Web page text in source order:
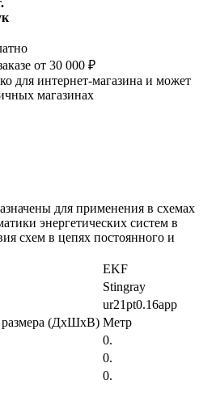
от 30 000 ₽
для интернет-магазина и может
магазинах
для применения в схемах
энергетических систем в
схем в цепях постоянного и
EKF
Stingray
ur21pt0.16app
размера (ДхШхВ) Метр
0.
0.
0.